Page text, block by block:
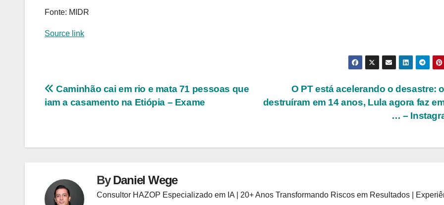
Fonte: MIDR
Source link
Navegação
O PT está acelerando o desastre:
destruíram em 14 anos, Lula agora faz
… –
Caminhão cai em rio e mata 71 pessoas que
iam a casamento na Etiópia – Exame
ByDaniel Wege
Consultor HAZOP Especializado em IA | 20+ Anos Transformando Riscos em Resultados |